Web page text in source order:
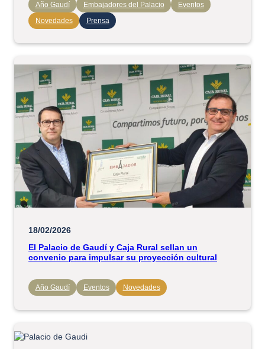
Año Gaudí Embajadores del Palacio Eventos
Novedades Prensa
18/02/2026
El Palacio de Gaudí y Caja Rural sellan un
convenio para impulsar su proyección cultural
Año Gaudí Eventos Novedades